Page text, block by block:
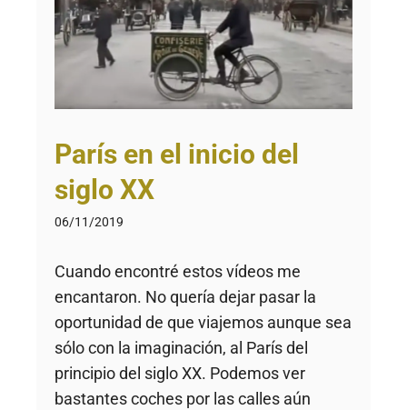
París en el inicio del
siglo XX
06/11/2019
Cuando encontré estos vídeos me
encantaron. No quería dejar pasar la
oportunidad de que viajemos aunque sea
sólo con la imaginación, al París del
principio del siglo XX. Podemos ver
bastantes coches por las calles aún